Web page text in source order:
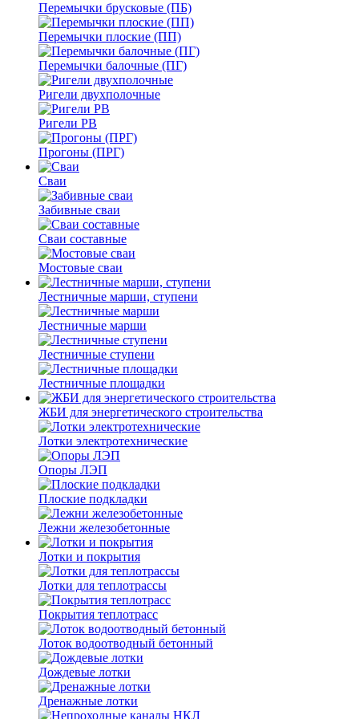
Перемычки брусковые (ПБ)
Перемычки плоские (ПП)
Перемычки балочные (ПГ)
Ригели двухполочные
Ригели РВ
Прогоны (ПРГ)
Сваи
Забивные сваи
Сваи составные
Мостовые сваи
Лестничные марши, ступени
Лестничные марши
Лестничные ступени
Лестничные площадки
ЖБИ для энергетического строительства
Лотки электротехнические
Опоры ЛЭП
Плоские подкладки
Лежни железобетонные
Лотки и покрытия
Лотки для теплотрассы
Покрытия теплотрасс
Лоток водоотводный бетонный
Дождевые лотки
Дренажные лотки